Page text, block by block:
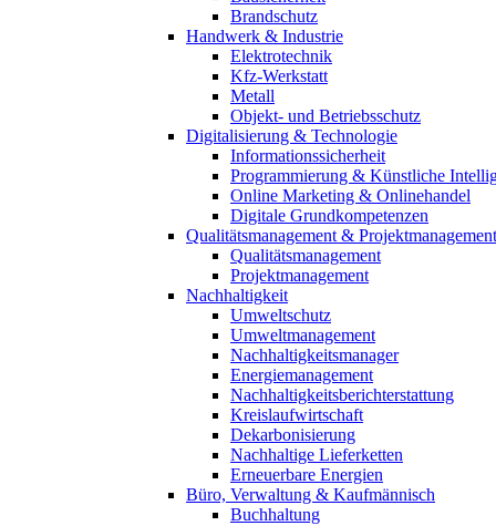
Brandschutz
Handwerk & Industrie
Elektrotechnik
Kfz-Werkstatt
Metall
Objekt- und Betriebsschutz
Digitalisierung & Technologie
Informationssicherheit
Programmierung & Künstliche
Online Marketing & Onlinehandel
Digitale Grundkompetenzen
Qualitätsmanagement & Projektmanagement
Qualitätsmanagement
Projektmanagement
Nachhaltigkeit
Umweltschutz
Umweltmanagement
Nachhaltigkeitsmanager
Energiemanagement
Nachhaltigkeitsberichterstattung
Kreislaufwirtschaft
Dekarbonisierung
Nachhaltige Lieferketten
Erneuerbare Energien
Büro, Verwaltung & Kaufmännisch
Buchhaltung